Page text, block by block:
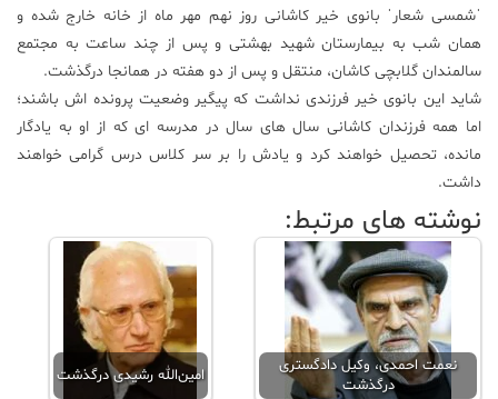
ˈشمسی شعارˈ بانوی خیر کاشانی روز نهم مهر ماه از خانه خارج شده و
همان شب به بیمارستان شهید بهشتی و پس از چند ساعت به مجتمع
سالمندان گلابچی کاشان، منتقل و پس از دو هفته در همانجا درگذشت.
شاید این بانوی خیر فرزندی نداشت که پیگیر وضعیت پرونده اش باشند؛
اما همه فرزندان کاشانی سال های سال در مدرسه ای که از او به یادگار
مانده، تحصیل خواهند کرد و یادش را بر سر کلاس درس گرامی خواهند
داشت.
نوشته های مرتبط:
نعمت احمدی، وکیل دادگستری
درگذشت
امین‌الله رشیدی درگذشت